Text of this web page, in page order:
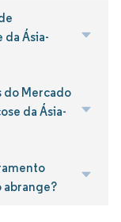
Ásia-
do Mercado
da Ásia-
abrange?